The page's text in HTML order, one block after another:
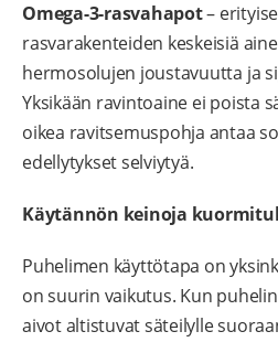
Omega-3-rasvahapot–
rasvarakenteiden keskeisiä
hermosolujen joustavuutta ja
Yksikään ravintoaine ei poista
oikea ravitsemuspohja antaa
edellytykset selviytyä.
Käytännön keinoja
Puhelimen käyttötapa on
on suurin vaikutus. Kun
aivot altistuvat säteilylle